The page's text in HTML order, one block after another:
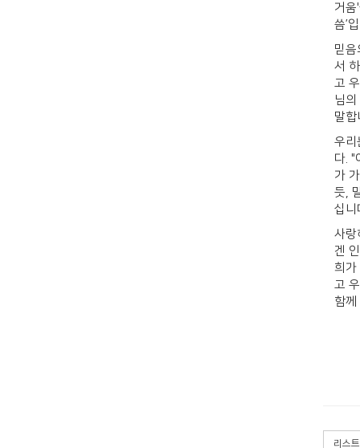
거움
씀’
믿음
서
고
님
말합
우리
다. "
가
듯,
십니
사랑
겐
희가
고
함께
리스트